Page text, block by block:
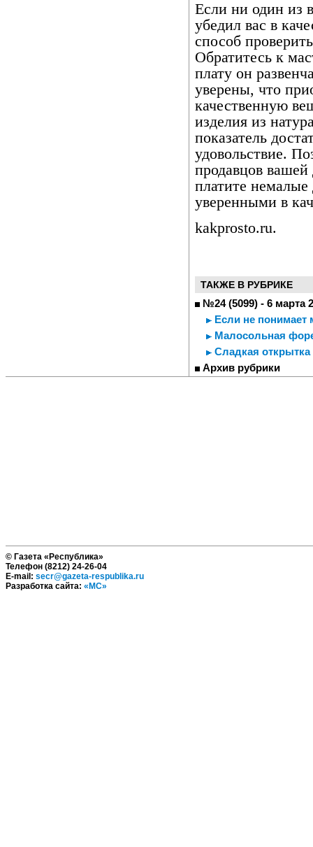
Если ни один из
убедил вас в
способ
Обратитесь к
плату он
уверены, что
качественную
изделия из
показатель
удовольствие.
продавцов
платите
уверенными в
kakprosto.ru.
ТАКЖЕ В РУБРИКЕ
№24 (5099) - 6 марта
Если не понимает
Малосольная
Сладкая открытка
Архив рубрики
© Газета «Республика»
Телефон (8212) 24-26-04
E-mail: secr@gazeta-respublika.ru
Разработка сайта: «МС»